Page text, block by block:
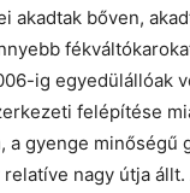
akadtak bőven,
ig egyedülállóak
felépítése
a gyenge
nagy útja